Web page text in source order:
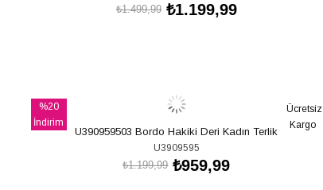
₺1.199,99
₺1.499,99
%20
İndirim
%20İndirim
Ücretsiz
Kargo
U390959503 Bordo Hakiki Deri Kadın Terlik
U3909595
₺959,99
₺1.199,99